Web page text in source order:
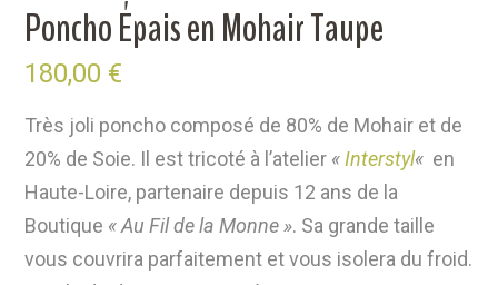
Poncho Épais en Mohair Taupe
180,00 €
Très joli poncho composé de 80% de Mohair et de
20% de Soie. Il est tricoté à l’atelier « Interstyl« en
Haute-Loire, partenaire depuis 12 ans de la
Boutique « Au Fil de la Monne ». Sa grande taille
vous couvrira parfaitement et vous isolera du froid.